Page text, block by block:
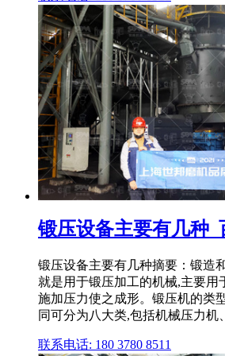
锻压设备主要有几种_
锻压设备主要有几种摘要：锻造
就是用于锻压加工的机械,主要用
施加压力使之成形。锻压机的类
同可分为八大类,包括机械压力机
联系电话: 180 3780 8511